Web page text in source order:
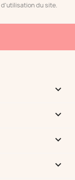
du site.



keyboard_arrow_down